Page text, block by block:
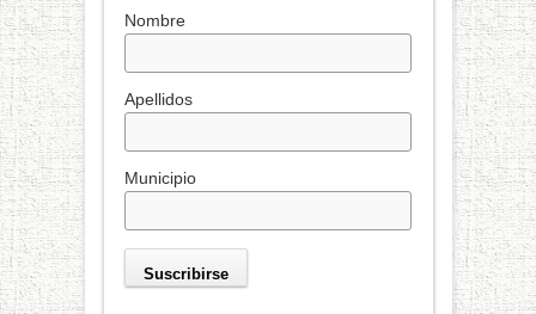
Nombre
Apellidos
Municipio